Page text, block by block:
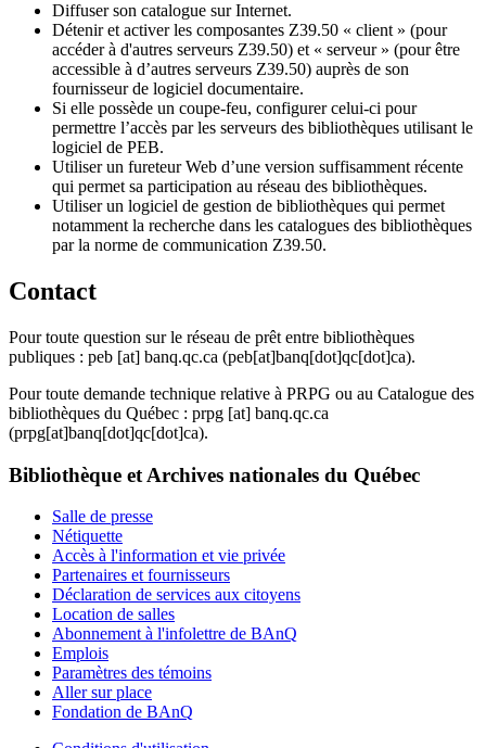
Diffuser son catalogue sur Internet.
Détenir et activer les composantes Z39.50 « client » (pour
accéder à d'autres serveurs Z39.50) et « serveur » (pour être
accessible à d’autres serveurs Z39.50) auprès de son
fournisseur de logiciel documentaire.
Si elle possède un coupe-feu, configurer celui-ci pour
permettre l’accès par les serveurs des bibliothèques utilisant le
logiciel de PEB.
Utiliser un fureteur Web d’une version suffisamment récente
qui permet sa participation au réseau des bibliothèques.
Utiliser un logiciel de gestion de bibliothèques qui permet
notamment la recherche dans les catalogues des bibliothèques
par la norme de communication Z39.50.
Contact
Pour toute question sur le réseau de prêt entre bibliothèques
publiques : peb [at] banq.qc.ca (peb[at]banq[dot]qc[dot]ca).
Pour toute demande technique relative à PRPG ou au Catalogue des
bibliothèques du Québec : prpg [at] banq.qc.ca
(prpg[at]banq[dot]qc[dot]ca).
Bibliothèque et Archives nationales du Québec
Salle de presse
Nétiquette
Accès à l'information et vie privée
Partenaires et fournisseurs
Déclaration de services aux citoyens
Location de salles
Abonnement à l'infolettre de BAnQ
Emplois
Paramètres des témoins
Aller sur place
Fondation de BAnQ